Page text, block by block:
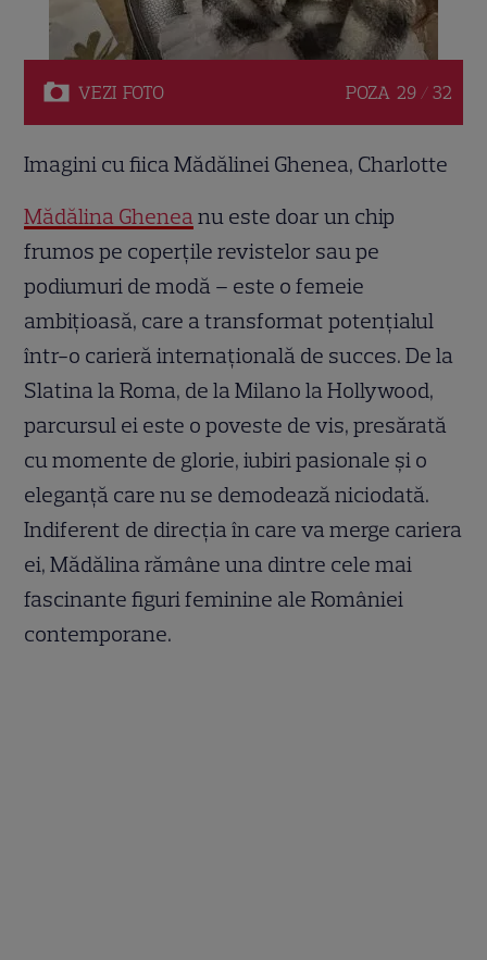
VEZI FOTO POZA 29 / 32
Imagini cu fiica Mădălinei Ghenea, Charlotte
Mădălina Ghenea nu este doar un chip
frumos pe coperțile revistelor sau pe
podiumuri de modă – este o femeie
ambițioasă, care a transformat potențialul
într-o carieră internațională de succes. De la
Slatina la Roma, de la Milano la Hollywood,
parcursul ei este o poveste de vis, presărată
cu momente de glorie, iubiri pasionale și o
eleganță care nu se demodează niciodată.
Indiferent de direcția în care va merge cariera
ei, Mădălina rămâne una dintre cele mai
fascinante figuri feminine ale României
contemporane.